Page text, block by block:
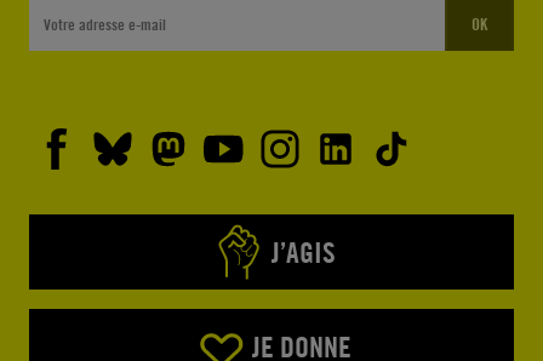
OK
J’AGIS
JE DONNE